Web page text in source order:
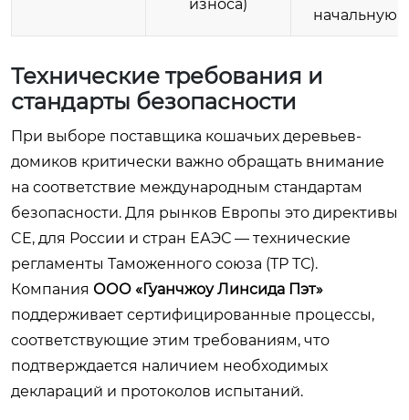
износа)
начальную
Технические требования и
стандарты безопасности
При выборе поставщика кошачьих деревьев-
домиков критически важно обращать внимание
на соответствие международным стандартам
безопасности. Для рынков Европы это директивы
CE, для России и стран ЕАЭС — технические
регламенты Таможенного союза (ТР ТС).
Компания ООО «Гуанчжоу Линсида Пэт»
поддерживает сертифицированные процессы,
соответствующие этим требованиям, что
подтверждается наличием необходимых
деклараций и протоколов испытаний.